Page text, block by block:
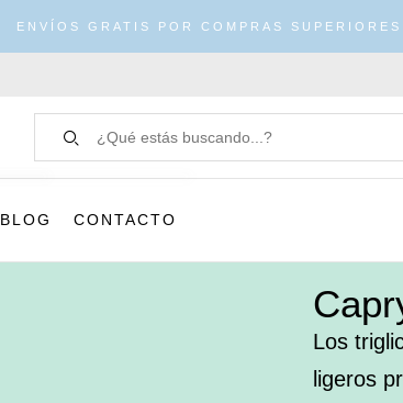
ENVÍOS GRATIS POR COMPRAS
BLOG CONTACTO
Los
ligeros